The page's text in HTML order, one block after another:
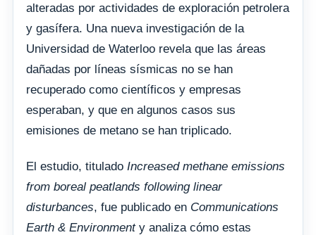
alteradas por actividades de exploración petrolera
y gasífera. Una nueva investigación de la
Universidad de Waterloo revela que las áreas
dañadas por líneas sísmicas no se han
recuperado como científicos y empresas
esperaban, y que en algunos casos sus
emisiones de metano se han triplicado.
El estudio, titulado Increased methane emissions
from boreal peatlands following linear
disturbances, fue publicado en Communications
Earth & Environmenty analiza cómo estas